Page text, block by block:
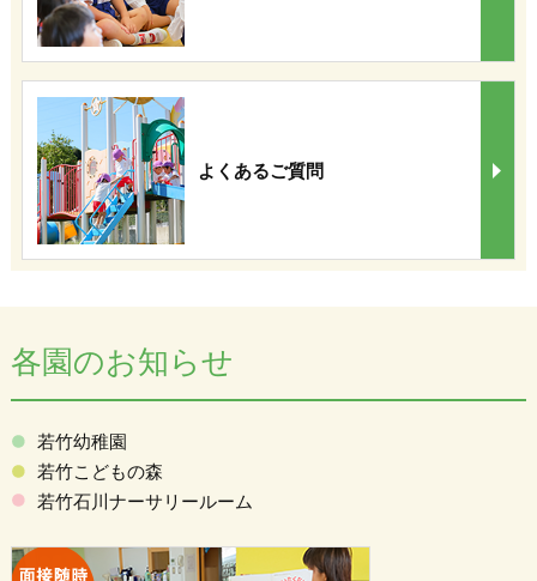
よくあるご質問
各園のお知らせ
若竹幼稚園
若竹こどもの森
若竹石川ナーサリールーム